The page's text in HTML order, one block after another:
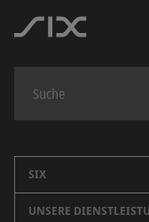
SIX
Unternehmen
UNSERE